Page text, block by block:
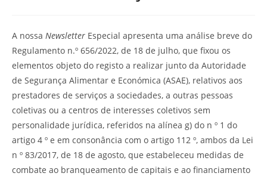
A nossa Newsletter Especial apresenta uma análise breve do
Regulamento n.º 656/2022, de 18 de julho, que fixou os
elementos objeto do registo a realizar junto da Autoridade
de Segurança Alimentar e Económica (ASAE), relativos aos
prestadores de serviços a sociedades, a outras pessoas
coletivas ou a centros de interesses coletivos sem
personalidade jurídica, referidos na alínea g) do n º 1 do
artigo 4 º e em consonância com o artigo 112 º, ambos da Lei
n º 83/2017, de 18 de agosto, que estabeleceu medidas de
combate ao branqueamento de capitais e ao financiamento